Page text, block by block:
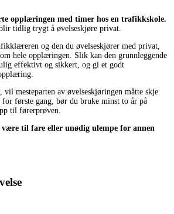
opplæringen med timer hos en trafikkskole.
tidlig trygt å øvelseskjøre privat.
og den du øvelseskjører med privat,
hele opplæringen. Slik kan den grunnleggende
effektivt og sikkert, og gi et godt
mesteparten av øvelseskjøringen måtte skje
første gang, bør du bruke minst to år på
til førerprøven.
til fare eller unødig ulempe for annen